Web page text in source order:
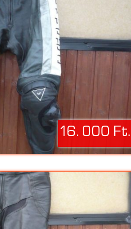
16. 000 Ft.